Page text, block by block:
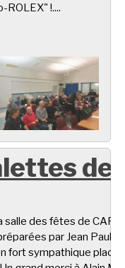
ROLEX" !....
salle des fêtes de
par Jean Paul C.
fort sympathique